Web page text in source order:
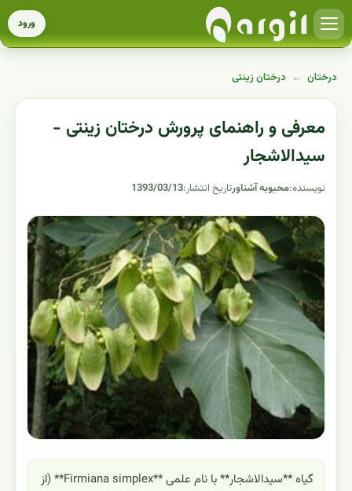
ورود
درختان ← درختان زینتی
معرفی و راهنمای پرورش درختان زینتی -
سیدالاشجار
نویسنده:محبوبه آشناورتاریخ انتشار:1393/03/13
گیاه **سیدالاشجار** با نام علمی **Firmiana simplex** (از